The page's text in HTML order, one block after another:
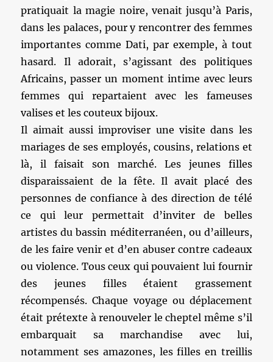
pratiquait la magie noire, venait jusqu’à Paris,
dans les palaces, pour y rencontrer des femmes
importantes comme Dati, par exemple, à tout
hasard. Il adorait, s’agissant des politiques
Africains, passer un moment intime avec leurs
femmes qui repartaient avec les fameuses
valises et les couteux bijoux.
Il aimait aussi improviser une visite dans les
mariages de ses employés, cousins, relations et
là, il faisait son marché. Les jeunes filles
disparaissaient de la fête. Il avait placé des
personnes de confiance à des direction de télé
ce qui leur permettait d’inviter de belles
artistes du bassin méditerranéen, ou d’ailleurs,
de les faire venir et d’en abuser contre cadeaux
ou violence. Tous ceux qui pouvaient lui fournir
des jeunes filles étaient grassement
récompensés. Chaque voyage ou déplacement
était prétexte à renouveler le cheptel même s’il
embarquait sa marchandise avec lui,
notamment ses amazones, les filles en treillis